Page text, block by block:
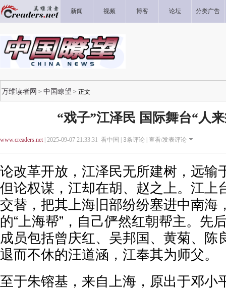
新闻 视频 博客 论坛 分类广告
万维读者网 > 中国瞭望 > 正文
“戏子”江泽民 国际舞台“人
www.creaders.net| 2025-09-07 21:33:31 看中国 | 3条评论 | 查看/发表评论
论改革开放，江泽民无所建树，远输
但论权谋，江却在胡、赵之上。江上
交替，把其上海旧部纷纷塞进中南海
的“上海帮”，自己俨然红朝帮主。先
成员包括曾庆红、吴邦国、黄菊、陈
退而不休的汪道涵，江奉其为师父。
至于朱镕基，来自上海，原出于邓小